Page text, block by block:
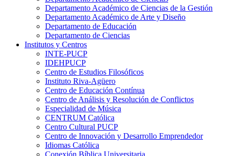
Departamento Académico de Ciencias de la Gestión
Departamento Académico de Arte y Diseño
Departamento de Educación
Departamento de Ciencias
Institutos y Centros
INTE-PUCP
IDEHPUCP
Centro de Estudios Filosóficos
Instituto Riva-Agüero
Centro de Educación Contínua
Centro de Análisis y Resolución de Conflictos
Especialidad de Música
CENTRUM Católica
Centro Cultural PUCP
Centro de Innovación y Desarrollo Emprendedor
Idiomas Católica
Conexión Bíblica Universitaria